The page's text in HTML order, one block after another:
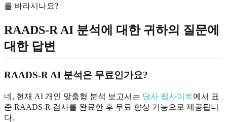
를 바라시나요?
RAADS-R AI 분석에 대한 귀하의 질문에
대한 답변
RAADS-R AI 분석은 무료인가요?
네, 현재 AI 개인 맞춤형 분석 보고서는 당사 웹사이트에서 표
준 RAADS-R 검사를 완료한 후 무료 향상 기능으로 제공됩니
다.